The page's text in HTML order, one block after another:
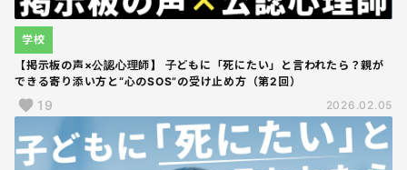
【掲示板の声×公認心理師】 子どもに「死にたい」と言われたら？親が
できる寄り添い方と“心のSOS”の受け止め方（第2回）
学校
19 2026.02.05